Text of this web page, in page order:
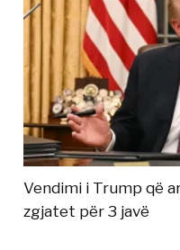
Vendimi i Trump që
zgjatet për 3 javë